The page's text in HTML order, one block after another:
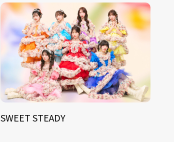
SWEET STEADY